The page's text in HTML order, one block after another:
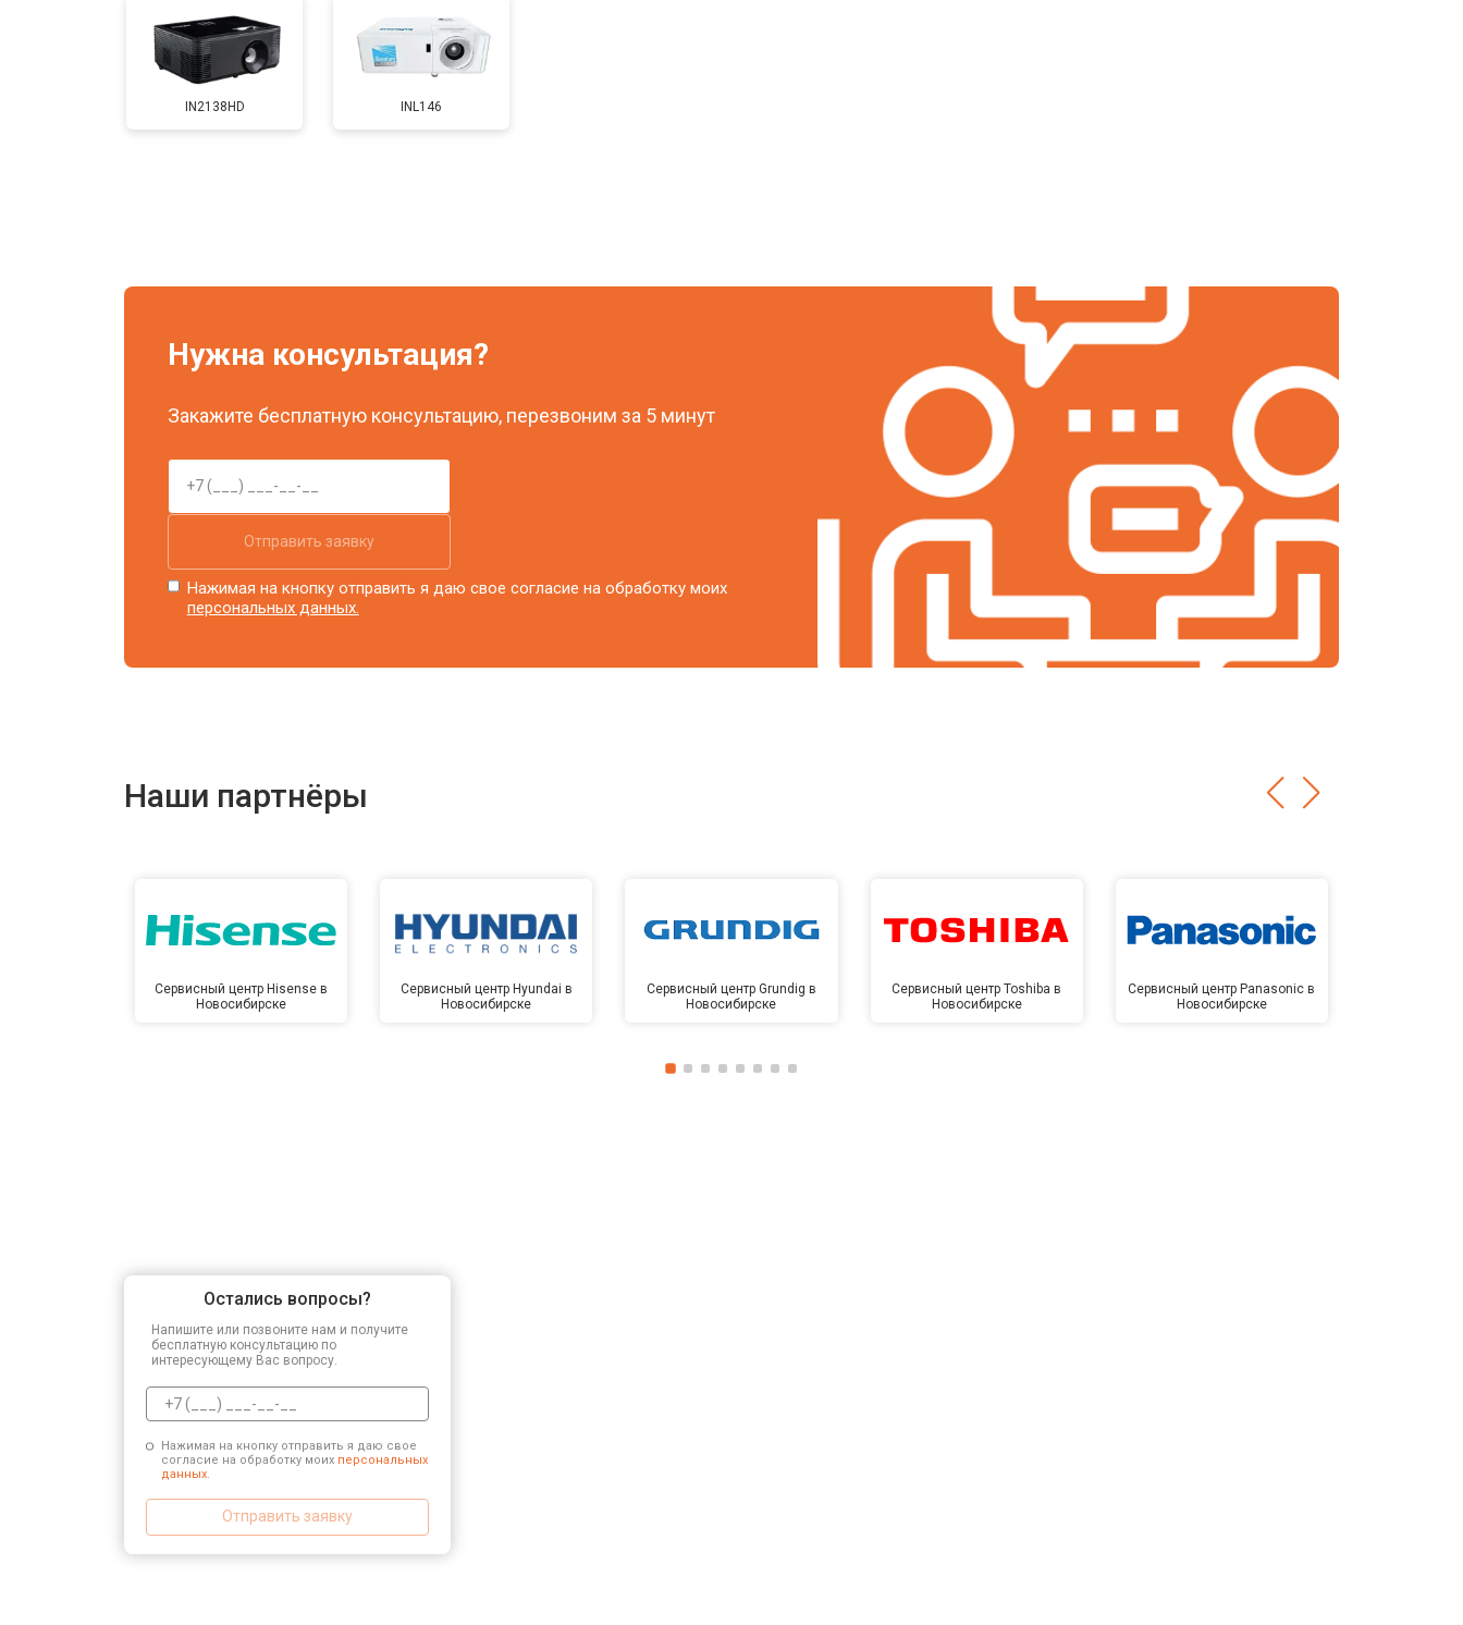
IN2138HD INL146
Нужна консультация?
Закажите бесплатную консультацию, перезвоним за 5 минут
Отправить заявку
Нажимая на кнопку отправить я даю свое согласие на обработку моих
персональных данных.
Наши партнёры
Сервисный центр Hisense в
Новосибирске
Сервисный центр Hyundai в
Новосибирске
Сервисный центр Grundig в
Новосибирске
Сервисный центр Toshiba в
Новосибирске
Сервисный центр Panasonic в
Новосибирске
Остались вопросы?
Напишите или позвоните нам и получите
бесплатную консультацию по
интересующему Вас вопросу.
Нажимая на кнопку отправить я даю свое
согласие на обработку моих персональных
данных.
Отправить заявку